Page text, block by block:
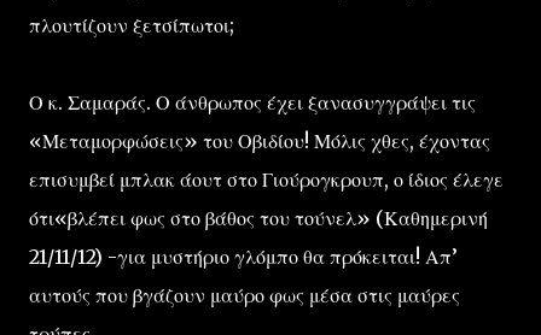
πλουτίζουν ξετσίπωτοι;
Ο κ. Σαμαράς. Ο άνθρωπος έχει ξανασυγγράψει τις
«Μεταμορφώσεις» του Οβιδίου! Μόλις χθες, έχοντας
επισυμβεί μπλακ άουτ στο Γιούρογκρουπ, ο ίδιος έλεγε
ότι«βλέπει φως στο βάθος του τούνελ» (Καθημερινή
21/11/12) -για μυστήριο γλόμπο θα πρόκειται! Απ’
αυτούς που βγάζουν μαύρο φως μέσα στις μαύρες